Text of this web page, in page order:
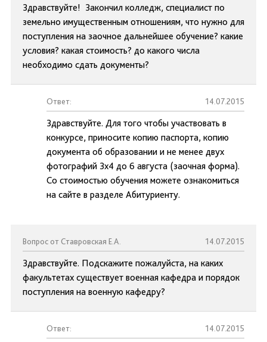
Здравствуйте! Закончил колледж, специалист по
земельно имущественным отношениям, что нужно для
поступления на заочное дальнейшее обучение? какие
условия? какая стоимость? до какого числа
необходимо сдать документы?
Ответ: 14.07.2015
Здравствуйте. Для того чтобы участвовать в
конкурсе, приносите копию паспорта, копию
документа об образовании и не менее двух
фотографий 3х4 до 6 августа (заочная форма).
Со стоимостью обучения можете ознакомиться
на сайте в разделе Абитуриенту.
Вопрос от Ставровская Е.А. 14.07.2015
Здравствуйте. Подскажите пожалуйста, на каких
факультетах существует военная кафедра и порядок
поступления на военную кафедру?
Ответ: 14.07.2015